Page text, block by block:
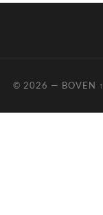
© 2026 — BOVEN ↑